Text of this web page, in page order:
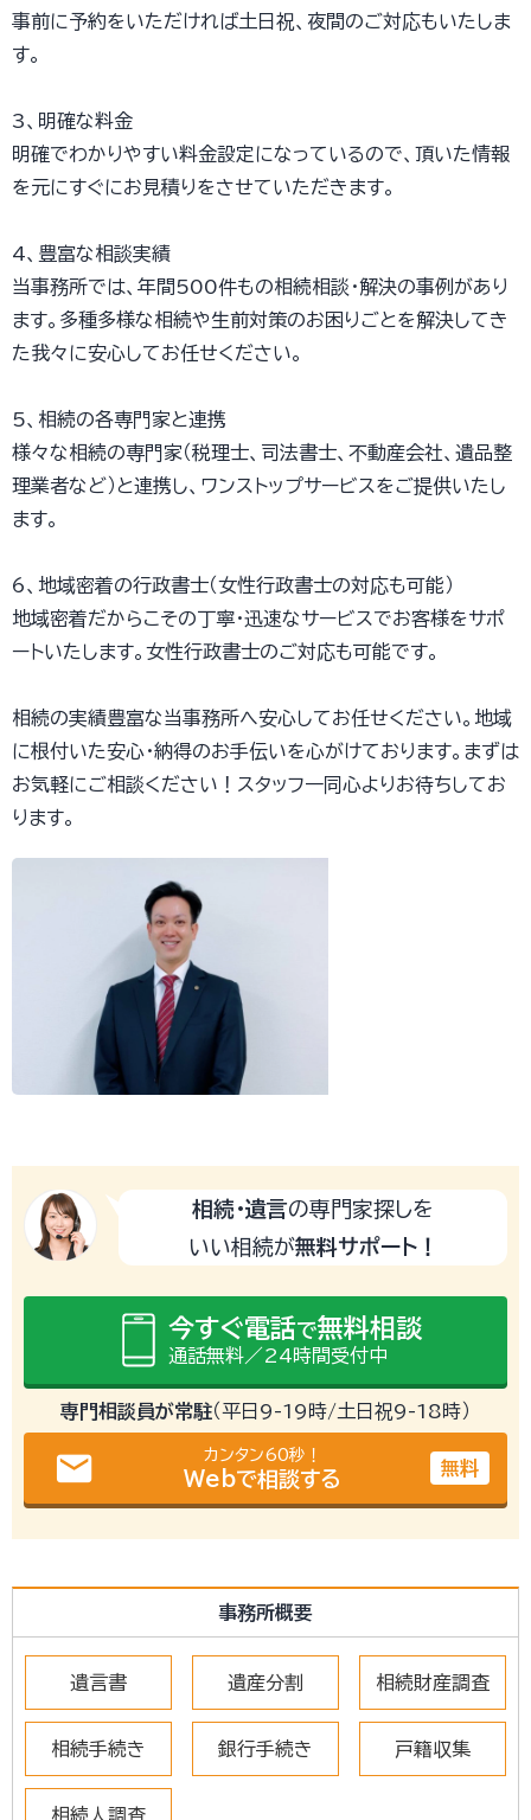
事前に予約をいただければ土日祝、夜間のご対応もいたしま
す。
3、明確な料金
明確でわかりやすい料金設定になっているので、頂いた情報
を元にすぐにお見積りをさせていただきます。
4、豊富な相談実績
当事務所では、年間500件もの相続相談・解決の事例があり
ます。多種多様な相続や生前対策のお困りごとを解決してき
た我々に安心してお任せください。
5、相続の各専門家と連携
様々な相続の専門家（税理士、司法書士、不動産会社、遺品整
理業者など）と連携し、ワンストップサービスをご提供いたし
ます。
6、地域密着の行政書士（女性行政書士の対応も可能）
地域密着だからこその丁寧・迅速なサービスでお客様をサポ
ートいたします。女性行政書士のご対応も可能です。
相続の実績豊富な当事務所へ安心してお任せください。地域
に根付いた安心・納得のお手伝いを心がけております。まずは
お気軽にご相談ください！スタッフ一同心よりお待ちしてお
ります。
相続・遺言の専門家探しを
いい相続が無料サポート！
今すぐ電話で無料相談
通話無料／24時間受付中
専門相談員が常駐（平日9-19時/土日祝9-18時）
email カンタン60秒！
Webで相談する 無料
事務所概要
遺言書 遺産分割 相続財産調査
相続手続き 銀行手続き 戸籍収集
相続人調査